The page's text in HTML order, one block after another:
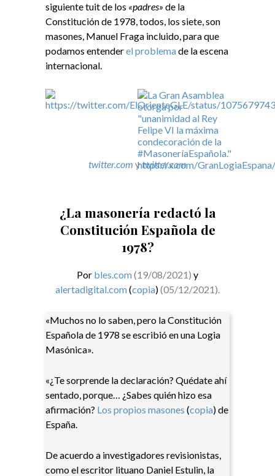
siguiente tuit de los «padres» de la
Constitución de 1978, todos, los siete, son
masones, Manuel Fraga incluido, para que
podamos entenderel problemade la escena
internacional.
twitter.com ytwitter.com
¿La masonería redactó la
Constitución Española de
1978?
Por bles.com(19/08/2021) y
alertadigital.com(copia)(05/12/2021).
«Muchos no lo saben, pero la Constitución
Española de 1978 se escribió en una Logia
Masónica».
«¿Te sorprende la declaración? Quédate ahí
sentado, porque… ¿Sabes quién hizo esa
afirmación? Los propios masones (copia) de
España.
De acuerdo a investigadores revisionistas,
como el escritor lituano Daniel Estulin, la